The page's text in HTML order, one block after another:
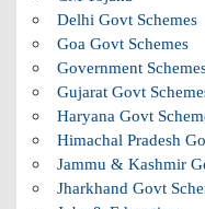
Delhi Govt Schemes
Goa Govt Schemes
Government
Gujarat Govt
Haryana Govt
Himachal Pradesh
Jammu & Kashmir
Jharkhand Govt